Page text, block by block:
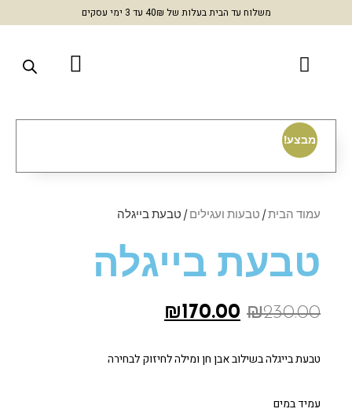
משלוח עד הבית בעלות של 40₪ עד 3 ימי עסקים
עמוד הבית/טבעות ועגילים/ טבעת בייגלה
טבעת בייגלה
₪230.00
₪170.00
טבעת בייגלה בשילוב אבן חן ומילה לחיזוק לבחירה
עמיד במים
מבצע!